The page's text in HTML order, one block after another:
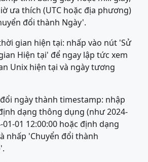
ưa thích (UTC hoặc địa phương)
đổi thành Ngày'.
gian hiện tại: nhấp vào nút 'Sử
Hiện tại' để ngay lập tức xem
Unix hiện tại và ngày tương
ngày thành timestamp: nhập
dạng thông dụng (như 2024-
01-01 12:00:00 hoặc định dạng
nhấp 'Chuyển đổi thành